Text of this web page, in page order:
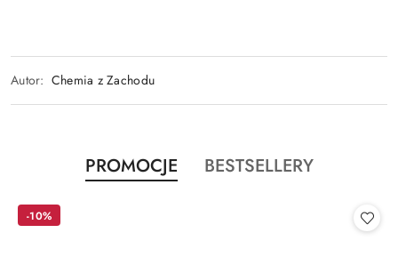
Autor: Chemia z Zachodu
Pomiń karuzelę produktów
Produkty
o
PROMOCJE
Produkty
BESTSELLERY
-10%